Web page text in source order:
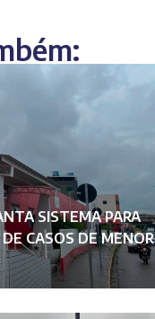
SISTEMA PARA
CASOS DE MENOR